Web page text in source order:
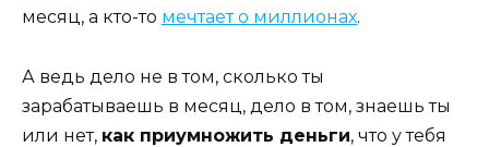
месяц, а кто-то мечтает о миллионах.
А ведь дело не в том, сколько ты
зарабатываешь в месяц, дело в том, знаешь ты
или нет, как приумножить деньги, что у тебя